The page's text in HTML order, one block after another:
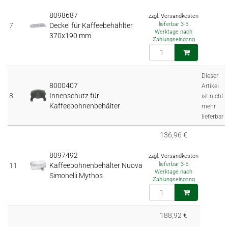
7
8098687
Deckel für Kaffeebehählter
370x190 mm
zzgl. Versandkosten
lieferbar 3-5
Werktage nach
Zahlungseingang
8
8000407
Innenschutz für
Kaffeebohnenbehälter
Dieser
Artikel
ist nicht
mehr
lieferbar
11
8097492
Kaffeebohnenbehälter Nuova
Simonelli Mythos
136,96 €
zzgl. Versandkosten
lieferbar 3-5
Werktage nach
Zahlungseingang
188,92 €